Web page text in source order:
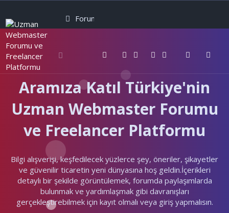
Forumlar
Aramıza Katıl Türkiye'nin
Uzman Webmaster Forumu
ve Freelancer Platformu
Bilgi alışverişi, keşfedilecek yüzlerce şey, öneriler, şikayetler
ve güvenilir ticaretin yeni dünyasına hoş geldin.İçerikleri
detaylı bir şekilde görüntülemek, forumda paylaşımlarda
bulunmak ve yardımlaşmak gibi davranışları
gerçekleştirebilmek için kayıt olmalı veya giriş yapmalısın.